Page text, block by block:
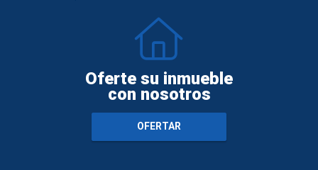
Oferte su inmueble
con nosotros
OFERTAR